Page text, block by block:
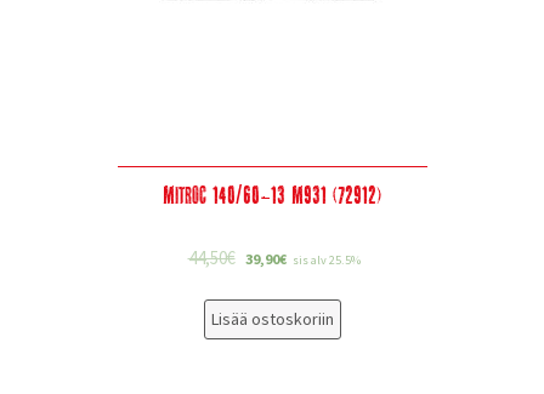
Mitroc 140/60-13 M931 (72912)
44,50€ 39,90€ sis alv 25.5%
Lisää ostoskoriin